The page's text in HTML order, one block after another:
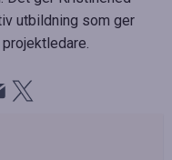
utbildning som ger